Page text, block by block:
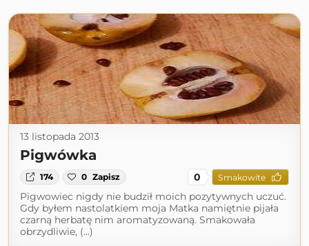
13 listopada 2013
Pigwówka
174 0 Zapisz 0 Smakowite
Pigwowiec nigdy nie budził moich pozytywnych uczuć.
Gdy byłem nastolatkiem moja Matka namiętnie pijała
czarną herbatę nim aromatyzowaną. Smakowała
obrzydliwie, (...)